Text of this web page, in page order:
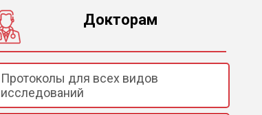
Докторам
Протоколы для всех видов
исследований